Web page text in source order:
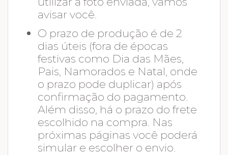
avisar você.
O prazo de produção é de 2
dias úteis (fora de épocas
festivas como Dia das Mães,
Pais, Namorados e Natal, onde
o prazo pode duplicar) após
confirmação do pagamento.
Além disso, há o prazo do frete
escolhido na compra. Nas
próximas páginas você poderá
simular e escolher o envio.